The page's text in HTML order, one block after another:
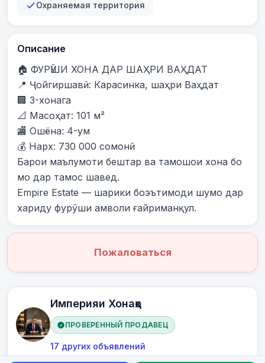
Охраняемая территория
Описание
🏠 ФУРӮШИ ХОНА ДАР ШАҲРИ ВАҲДАТ
📍 Ҷойгиршавӣ: Карасинка, шаҳри Ваҳдат
🏢 3-хонага
📐 Масоҳат: 101 м²
🏬 Ошёна: 4-ум
💰 Нарх: 730 000 сомонӣ
Барои маълумоти бештар ва тамошои хона бо
мо дар тамос шавед.
Empire Estate — шарики боэътимоди шумо дар
хариду фурӯши амволи ғайриманқул.
Пожаловаться
Империяи Хонаҳо
ПРОВЕРЕННЫЙ ПРОДАВЕЦ
17 других объявлений